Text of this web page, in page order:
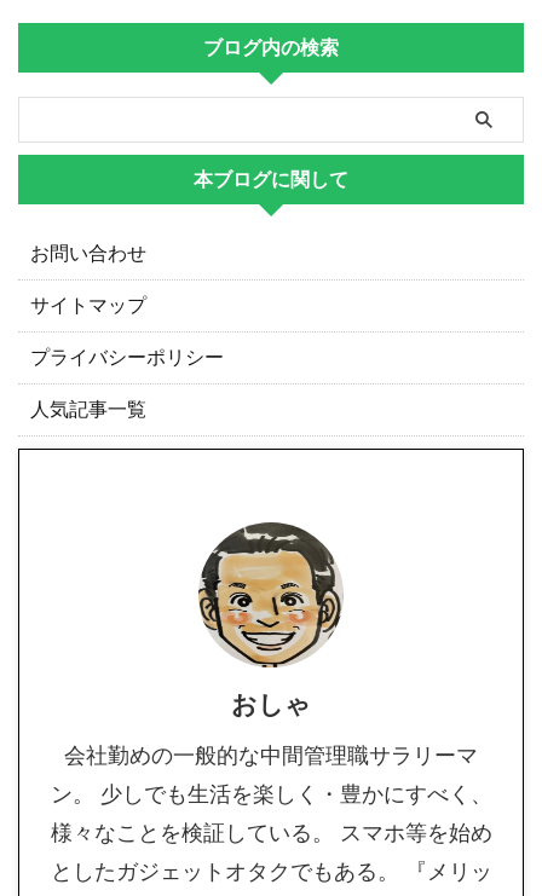
ブログ内の検索
本ブログに関して
お問い合わせ
サイトマップ
プライバシーポリシー
人気記事一覧
おしゃ
会社勤めの一般的な中間管理職サラリーマ
ン。 少しでも生活を楽しく・豊かにすべく、
様々なことを検証している。 スマホ等を始め
としたガジェットオタクでもある。 『メリッ